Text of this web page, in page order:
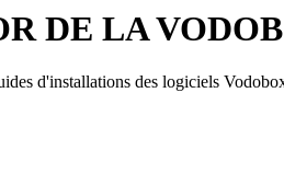
DE LA
d'installations des logiciels